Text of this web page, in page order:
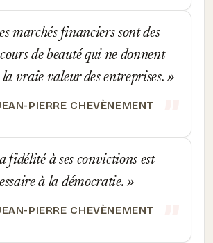
marchés financiers sont des
de beauté qui ne donnent
la vraie valeur des entreprises.
PIERRE CHEVÈNEMENT
fidélité à ses convictions est
à la démocratie.
PIERRE CHEVÈNEMENT